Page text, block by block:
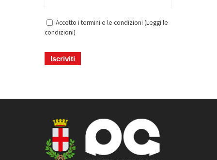
Accetto i termini e le condizioni (Leggi le
condizioni)